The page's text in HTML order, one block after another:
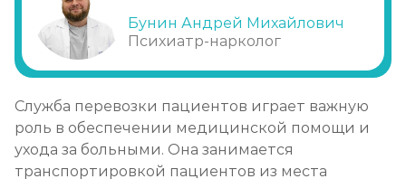
Бунин Андрей Михайлович
Психиатр-нарколог
Служба перевозки пациентов играет важную
роль в обеспечении медицинской помощи и
ухода за больными. Она занимается
транспортировкой пациентов из места